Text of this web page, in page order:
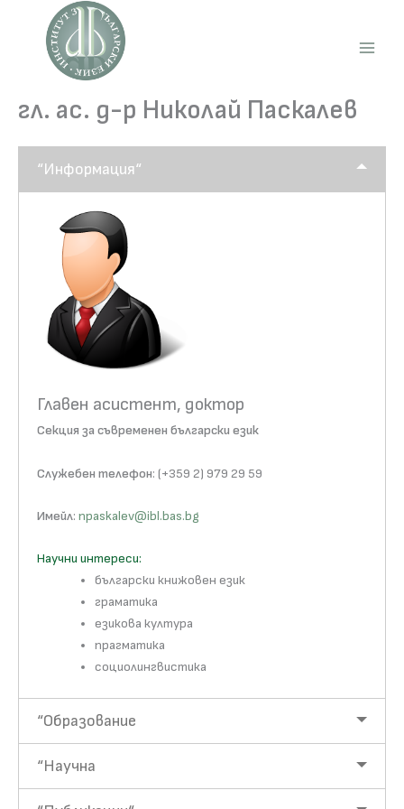
content
гл. ас. д-р Николай Паскалев
“Информация“
Главен асистент, доктор
Секция за съвременен български език
Служебен телефон: (+359 2) 979 29 59
Имейл: npaskalev@ibl.bas.bg
Научни интереси:
български книжовен език
граматика
езикова култура
прагматика
социолингвистика
“Образование
“Научна